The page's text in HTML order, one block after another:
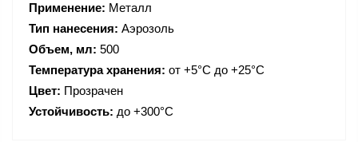
Применение: Металл
Тип нанесения: Аэрозоль
Объем, мл: 500
Температура хранения: от +5°C до +25°C
Цвет: Прозрачен
Устойчивость: до +300°C